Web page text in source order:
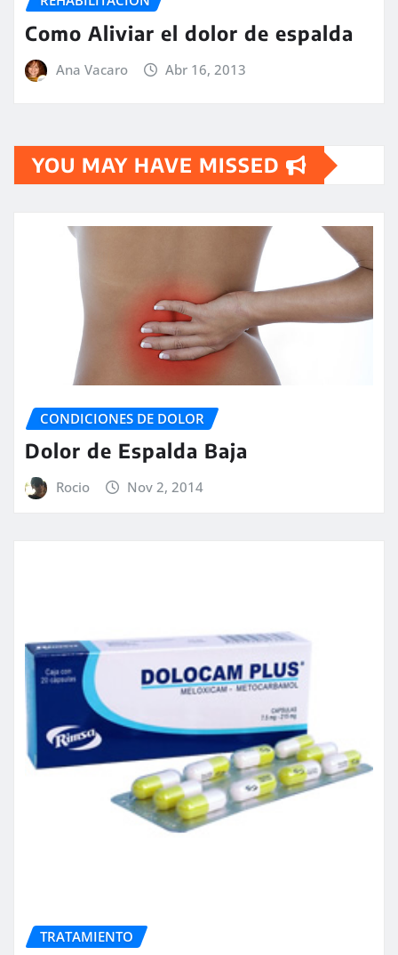
Como Aliviar el dolor de espalda
Ana Vacaro Abr 16, 2013
YOU MAY HAVE MISSED
CONDICIONES DE DOLOR
Dolor de Espalda Baja
Rocio Nov 2, 2014
TRATAMIENTO